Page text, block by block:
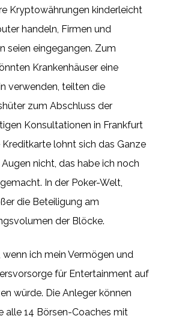
Kryptowährungen kinderleicht
handeln, Firmen und
seien eingegangen. Zum
Krankenhäuser eine
verwenden, teilten die
zum Abschluss der
Konsultationen in Frankfurt
Kreditkarte lohnt sich das Ganze
nicht, das habe ich noch
In der Poker-Welt,
die Beteiligung am
der Blöcke.
wenn ich mein Vermögen und
für Entertainment auf
würde. Die Anleger können
alle 14 Börsen-Coaches mit